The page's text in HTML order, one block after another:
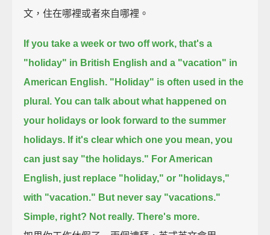
文，住在哪裡或者來自哪裡。
If you take a week or two off work, that's a
"holiday" in British English and a "vacation" in
American English. "Holiday" is often used in the
plural. You can talk about what happened on
your holidays or look forward to the summer
holidays. If it's clear which one you mean, you
can just say "the holidays." For American
English, just replace "holiday," or "holidays,"
with "vacation." But never say "vacations."
Simple, right? Not really. There's more.